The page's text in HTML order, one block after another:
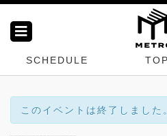
SCHEDULE TOP
このイベントは終了しました